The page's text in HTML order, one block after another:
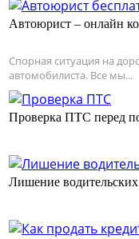
Автоюрист – онлайн
Спорная ситуация на
автомобилиста. Все мы...
Проверка ПТС перед
Лишение водительских